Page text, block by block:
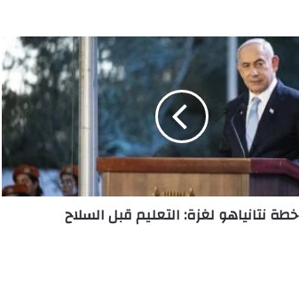
خطة نتانياهو لغزة: التعليم قبل السلاح